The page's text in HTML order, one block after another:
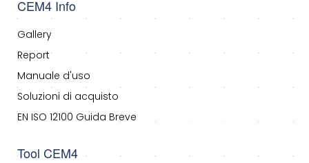
CEM4 Info
Gallery
Report
Manuale d'uso
Soluzioni di acquisto
EN ISO 12100 Guida Breve
Tool CEM4